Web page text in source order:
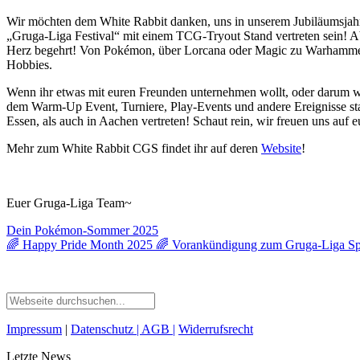
Wir möchten dem White Rabbit danken, uns in unserem
„Gruga-Liga Festival“ mit einem TCG-Tryout Stand vertreten sein!
Herz begehrt! Von Pokémon, über Lorcana oder Magic zu
Hobbies.
Wenn ihr etwas mit euren Freunden unternehmen wollt, oder darum
dem Warm-Up Event, Turniere, Play-Events und andere Ereignisse
Essen, als auch in Aachen vertreten! Schaut rein, wir freuen uns auf
Mehr zum White Rabbit CGS findet ihr auf deren Website!
Euer Gruga-Liga Team~
Dein Pokémon-Sommer 2025
🌈 Happy Pride Month 2025 🌈 Vorankündigung zum Gruga-Liga
Impressum | Datenschutz | AGB | Widerrufsrecht
Letzte News